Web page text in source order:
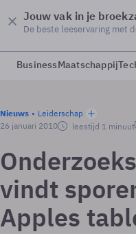
Jouw vak in je
De beste leeservaring met
BusinessMaatschappij
Nieuws
Leiderschap
26 januari 2010
leestijd 1 minuut
vindt
Apples